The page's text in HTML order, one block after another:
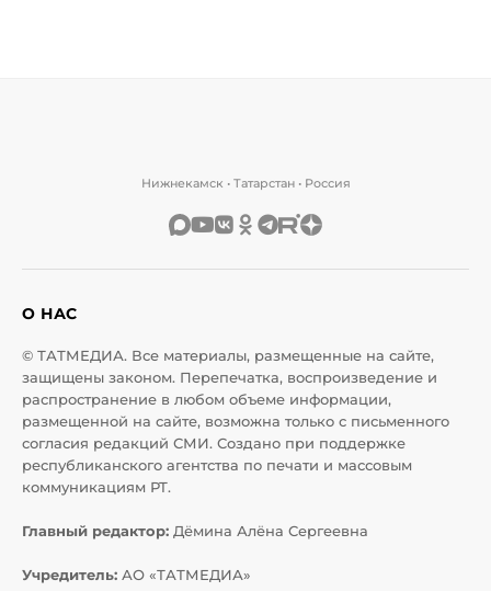
Нижнекамск • Татарстан • Россия
О НАС
© ТАТМЕДИА. Все материалы, размещенные на сайте,
защищены законом. Перепечатка, воспроизведение и
распространение в любом объеме информации,
размещенной на сайте, возможна только с письменного
согласия редакций СМИ. Создано при поддержке
республиканского агентства по печати и массовым
коммуникациям РТ.
Главный редактор: Дёмина Алёна Сергеевна
Учредитель: АО «ТАТМЕДИА»